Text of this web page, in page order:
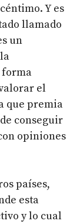
Y es
llamado
un
el
que premia
conseguir
opiniones
países,
esta
y lo cual